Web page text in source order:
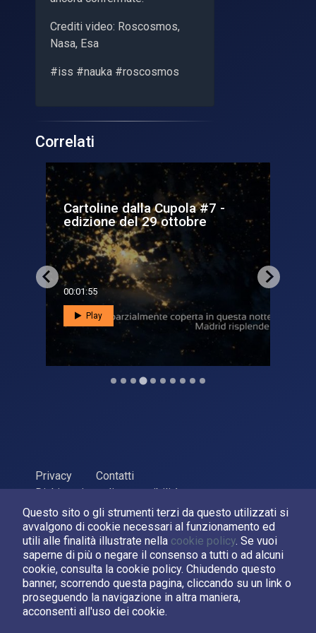
Questo sito o gli strumenti terzi da questo utilizzati si
avvalgono di cookie necessari al funzionamento ed
utili alle finalità illustrate nella cookie policy. Se vuoi
saperne di più o negare il consenso a tutti o ad alcuni
cookie, consulta la cookie policy. Chiudendo questo
banner, scorrendo questa pagina, cliccando su un link o
proseguendo la navigazione in altra maniera,
acconsenti all'uso dei cookie.
Crediti video: Roscosmos,
Nasa, Esa
#iss #nauka #roscosmos
Correlati
Cartoline dalla Cupola - La
Terra vista dalla Iss #2
00:02:24
Play
Privacy
Contatti
Dichiarazione di accessibilità
ASI Agenzia Spaziale Italiana, 2026. P.Iva 03638121008
Sviluppato daLPM
Seguici su:
Asi su Facebook
Asi su XCanale Asi su YouTube